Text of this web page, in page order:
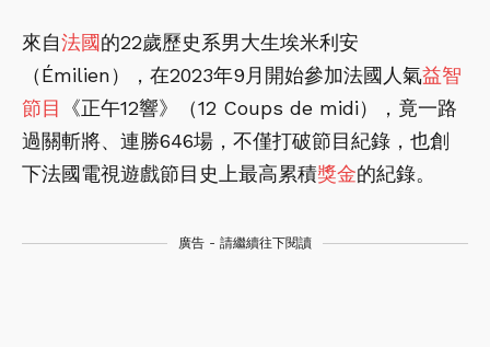
來自法國的22歲歷史系男大生埃米利安
（Émilien），在2023年9月開始參加法國人氣益智
節目
《正午12響》（12 Coups de midi），竟一路
過關斬將、連勝646場，不僅打破節目紀錄，也創
下法國電視遊戲節目史上最高累積獎金的紀錄。
廣告 - 請繼續往下閱讀